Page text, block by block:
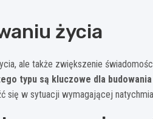
życia
ale także zwiększenie
typu są kluczowe dla
się w sytuacji wymagającej